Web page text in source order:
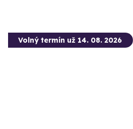
Volný termín už 14. 08. 2026